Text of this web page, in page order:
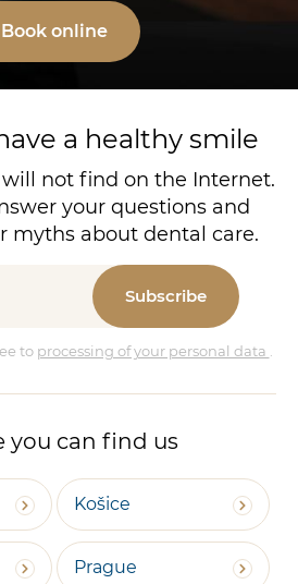
a healthy smile
not find on the Internet.
your questions and
myths about dental care.
Subscribe
to processing of your personal data
you can find us
Košice
Prague
Book online